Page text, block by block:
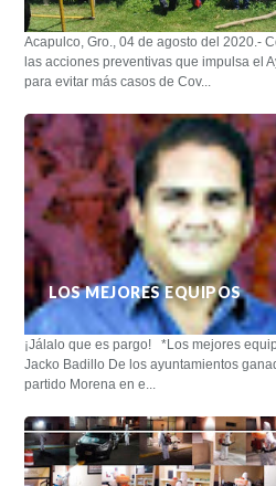
Acapulco, Gro., 04 de agosto del 2020.-
las acciones preventivas que impulsa el
para evitar más casos de Cov...
LOS MEJORES EQUIPOS
¡Jálalo que es pargo! *Los mejores
Jacko Badillo De los ayuntamientos
partido Morena en e...